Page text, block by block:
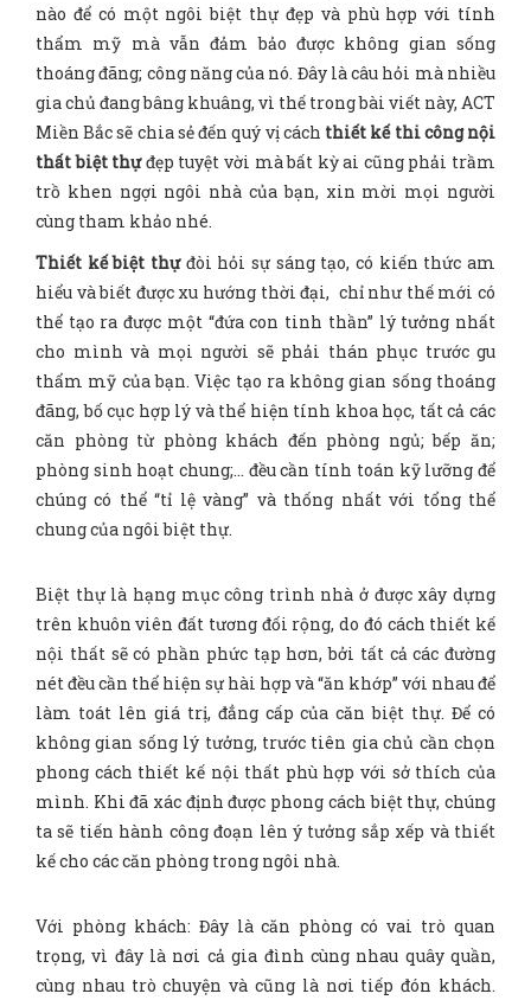
nào để có một ngôi biệt thự đẹp và phù hợp với tính
thẩm mỹ mà vẫn đảm bảo được không gian sống
thoáng đãng; công năng của nó. Đây là câu hỏi mà nhiều
gia chủ đang bâng khuâng, vì thế trong bài viết này, ACT
Miền Bắc sẽ chia sẻ đến quý vị cách thiết kế thi công nội
thất biệt thựđẹp tuyệt vời mà bất kỳ ai cũng phải trầm
trồ khen ngợi ngôi nhà của bạn, xin mời mọi người
cùng tham khảo nhé.
Thiết kế biệt thựđòi hỏi sự sáng tạo, có kiến thức am
hiểu và biết được xu hướng thời đại, chỉ như thế mới có
thể tạo ra được một “đứa con tinh thần” lý tưởng nhất
cho mình và mọi người sẽ phải thán phục trước gu
thẩm mỹ của bạn. Việc tạo ra không gian sống thoáng
đãng, bố cục hợp lý và thể hiện tính khoa học, tất cả các
căn phòng từ phòng khách đến phòng ngủ; bếp ăn;
phòng sinh hoạt chung;… đều cần tính toán kỹ lưỡng để
chúng có thể “tỉ lệ vàng” và thống nhất với tổng thể
chung của ngôi biệt thự.
Biệt thự là hạng mục công trình nhà ở được xây dựng
trên khuôn viên đất tương đối rộng, do đó cách thiết kế
nội thất sẽ có phần phức tạp hơn, bởi tất cả các đường
nét đều cần thể hiện sự hài hợp và “ăn khớp” với nhau để
làm toát lên giá trị, đẳng cấp của căn biệt thự. Để có
không gian sống lý tưởng, trước tiên gia chủ cần chọn
phong cách thiết kế nội thất phù hợp với sở thích của
mình. Khi đã xác định được phong cách biệt thự, chúng
ta sẽ tiến hành công đoạn lên ý tưởng sắp xếp và thiết
kế cho các căn phòng trong ngôi nhà.
Với phòng khách: Đây là căn phòng có vai trò quan
trọng, vì đây là nơi cả gia đình cùng nhau quây quần,
cùng nhau trò chuyện và cũng là nơi tiếp đón khách.